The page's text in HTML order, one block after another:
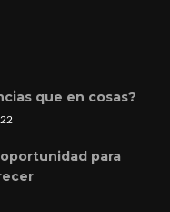
que en cosas?
para